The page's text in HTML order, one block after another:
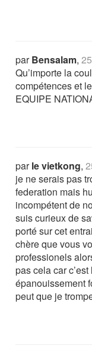
parBensalam,
Qu’importe la
compétences et
EQUIPE
parle vietkong,
je ne serais pas
federation mais
incompétent de
suis curieux de
porté sur cet
chère que vous
professionels
pas cela car
épanouissement
peut que je